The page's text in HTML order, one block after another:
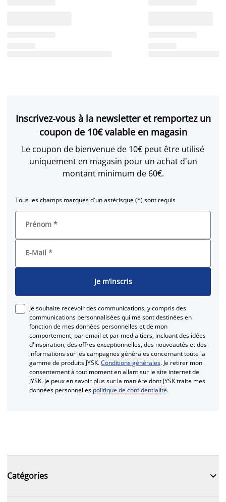
Inscrivez-vous à la newsletter et remportez un
coupon de 10€ valable en magasin
Le coupon de bienvenue de 10€ peut être utilisé
uniquement en magasin pour un achat d'un
montant minimum de 60€.
Tous les champs marqués d'un astérisque (*) sont requis
Prénom *
E-Mail *
Je m’inscris
Je souhaite recevoir des communications, y compris des
communications personnalisées qui me sont destinées en
fonction de mes données personnelles et de mon
comportement, par email et par media tiers, incluant des idées
d'inspiration, des offres exceptionnelles, des nouveautés et des
informations sur les campagnes générales concernant toute la
gamme de produits JYSK.Conditions générales. Je retirer mon
consentement à tout moment en allant sur le site internet de
JYSK. Je peux en savoir plus sur la manière dont JYSK traite mes
données personnelles politique de confidentialité.
Catégories 